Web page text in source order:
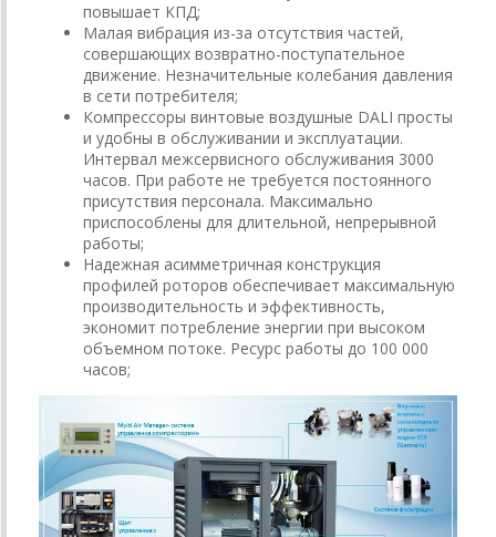
повышает КПД;
Малая вибрация из-за отсутствия частей,
совершающих возвратно-поступательное
движение. Незначительные колебания давления
в сети потребителя;
Компрессоры винтовые воздушные DALI просты
и удобны в обслуживании и эксплуатации.
Интервал межсервисного обслуживания 3000
часов. При работе не требуется постоянного
присутствия персонала. Максимально
приспособлены для длительной, непрерывной
работы;
Надежная асимметричная конструкция
профилей роторов обеспечивает максимальную
производительность и эффективность,
экономит потребление энергии при высоком
объемном потоке. Ресурс работы до 100 000
часов;